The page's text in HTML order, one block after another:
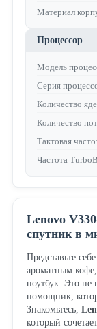
Материал
Процессор
Модель
Серия
Количество
Количество
Тактовая
Частота
Lenovo
спутник в
Представьте
ароматным
ноутбук. Это не
помощник,
Знакомьтесь,
который